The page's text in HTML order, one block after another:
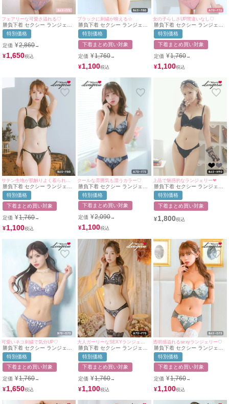
フェアリーな可愛さ溢れる♡
勝負下着 セクシー ランジェリ
ー マーブル 刺繍 レース バス
トクロス ワイヤー ブラジャー
ショーツ 2点セット
特別価格
定価 ¥2,860→
¥1,650
ブラックに刺繍が映える☆
勝負下着 セクシー ランジェリ
ー ヌーディーフラワーレース
コードデザインカップブラジャ
ー＆ショーツ2点セット
特別価格
下着まとめ買い対象
定価 ¥1,760→
¥1,100
女の子らしさUP間違いなし♡
勝負下着 セクシー ランジェリ
ー オールレースパイピングテ
ープ脇高ブラジャー＆ショーツ
2点セット
特別価格
下着まとめ買い対象
定価 ¥1,760→
¥1,100
勝負下着 セクシー ランジェリ
ーハートジップサテンカップブ
ラジャー＆ショーツ2点セット
特別価格
下着まとめ買い対象
定価 ¥1,760→
¥1,100
クールな雰囲気も漂うカラー♡
勝負下着 セクシー ランジェリ
ー フラワーレース ワイヤー ネ
イビ ビジューチャーム ブラジ
ャー＆ショーツ2点セット
特別価格
下着まとめ買い対象
定価 ¥2,090→
¥1,100
上品で魅惑的なランジェリー❤︎
勝負下着 セクシー ランジェリ
ー ガーリーシンプルフラワー
レースブラジャー＆ショーツ2
点セット
特別価格
下着まとめ買い対象
¥1,800
可愛いネコ刺繍で気分UP♡
勝負下着 セクシー ランジェリ
ー キャット 刺繍 フェミニン
チュール フリル リボン ワイヤ
ー ブラジャー ショーツ 2点セ
ット
特別価格
下着まとめ買い対象
定価 ¥1,760→
¥1,650
勝負下着 セクシー ランジェリ
ー スカラップリーフ刺繍レー
スソフトワイヤーブラ＆シアー
ショーツ2点セット
特別価格
下着まとめ買い対象
定価 ¥1,760→
¥1,100
透明感溢れるsexyランジェリー♡
勝負下着 セクシー ランジェリ
ー フラワー 刺繍 レース ビジ
ューチャーム ワイヤー ブラジ
ャー ショーツ 2点セット
特別価格
下着まとめ買い対象
定価 ¥1,760→
¥1,100